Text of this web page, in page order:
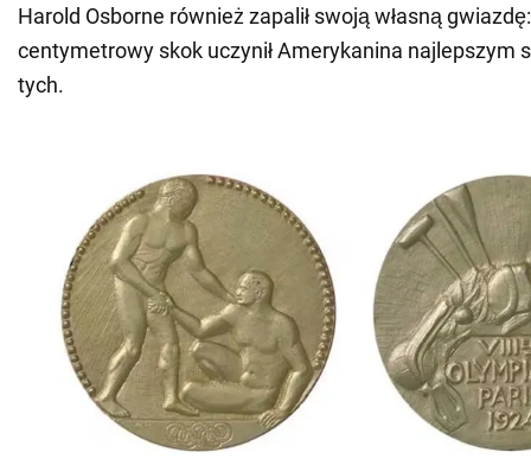
Harold Osborne również zapalił swoją własną
centymetrowy skok uczynił Amerykanina najlepszym
tych.